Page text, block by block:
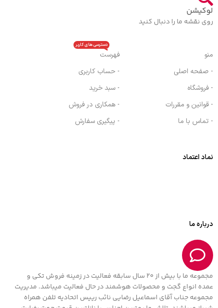
لوکیشن
روی نقشه ما را دنبال کنید
منو
- صفحه اصلی
- فروشگاه
- قوانین و مقررات
- تماس با ما
فهرست
دسترسی های کاربر
- حساب کاربری
- سبد خرید
- همکاری در فروش
- پیگیری سفارش
نماد اعتماد
درباره ما
مجموعه ما با بیش از 20 سال سابقه فعالیت در زمینه فروش تکی و
عمده انواع گجت و محصولات هوشمند در حال فعالیت میباشد. مدیریت
مجموعه جناب آقای اسماعیل رضایی نائب رییس اتحادیه تلفن همراه